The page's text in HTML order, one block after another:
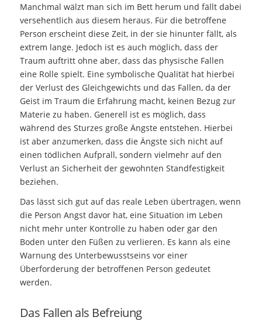
Manchmal wälzt man sich im Bett herum und fällt dabei
versehentlich aus diesem heraus. Für die betroffene
Person erscheint diese Zeit, in der sie hinunter fällt, als
extrem lange. Jedoch ist es auch möglich, dass der
Traum auftritt ohne aber, dass das physische Fallen
eine Rolle spielt. Eine symbolische Qualität hat hierbei
der Verlust des Gleichgewichts und das Fallen, da der
Geist im Traum die Erfahrung macht, keinen Bezug zur
Materie zu haben. Generell ist es möglich, dass
während des Sturzes große Ängste entstehen. Hierbei
ist aber anzumerken, dass die Ängste sich nicht auf
einen tödlichen Aufprall, sondern vielmehr auf den
Verlust an Sicherheit der gewohnten Standfestigkeit
beziehen.
Das lässt sich gut auf das reale Leben übertragen, wenn
die Person Angst davor hat, eine Situation im Leben
nicht mehr unter Kontrolle zu haben oder gar den
Boden unter den Füßen zu verlieren. Es kann als eine
Warnung des Unterbewusstseins vor einer
Überforderung der betroffenen Person gedeutet
werden.
Das Fallen als Befreiung